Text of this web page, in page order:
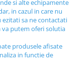
si alte echipamente
in cazul in care nu
sa ne contactati
va putem oferi solutia
produsele afisate
in functie de